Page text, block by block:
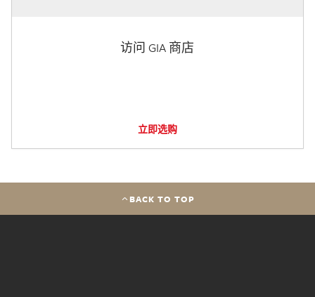
访问 GIA 商店
立即选购
BACK TO TOP